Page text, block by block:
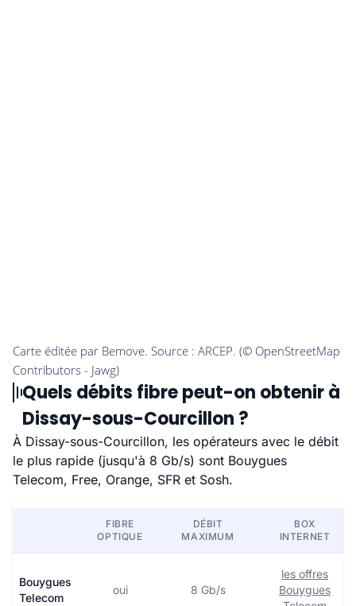
Quels débits fibre peut-on obtenir à
Dissay-sous-Courcillon ?
À Dissay-sous-Courcillon, les opérateurs avec le débit
le plus rapide (jusqu'à 8 Gb/s) sont Bouygues
Telecom, Free, Orange, SFR et Sosh.
FIBRE
OPTIQUE
DÉBIT
MAXIMUM
BOX
INTERNET
Bouygues
Telecom
oui 8 Gb/s
les offres
Bouygues